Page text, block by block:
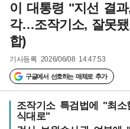
이 대통령 "지선 결
각…조작기소, 잘못
합)
기사등록 2026/06/08 14:47:53
구글에서 선호하는 매체로 추가
조작기소 특검법에 "최
식대로"